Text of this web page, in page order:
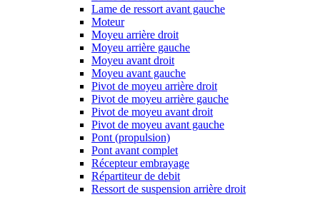
Lame de ressort avant gauche
Moteur
Moyeu arrière droit
Moyeu arrière gauche
Moyeu avant droit
Moyeu avant gauche
Pivot de moyeu arrière droit
Pivot de moyeu arrière gauche
Pivot de moyeu avant droit
Pivot de moyeu avant gauche
Pont (propulsion)
Pont avant complet
Récepteur embrayage
Répartiteur de debit
Ressort de suspension arrière droit